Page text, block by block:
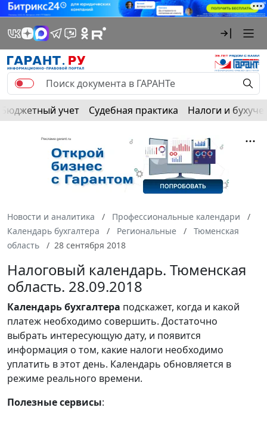
Бюджетный учет Судебная практика Налоги и
Новости и аналитика
Профессиональные календари
Календарь бухгалтера
Региональные
Тюменская
область
28 сентября 2018
Налоговый календарь. Тюменская
область. 28.09.2018
Календарьбухгалтера подскажет, когда и какой
платеж необходимо совершить. Достаточно
выбрать интересующую дату, и появится
информация о том, какие налоги необходимо
уплатить в этот день. Календарь обновляется в
режиме реального времени.
Полезные сервисы: